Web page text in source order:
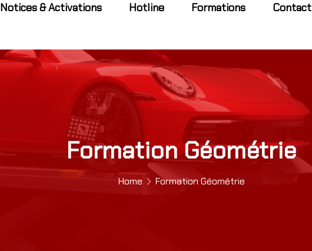
Notices & Activations Hotline Formations Contact
Formation Géométrie
Home Formation Géométrie